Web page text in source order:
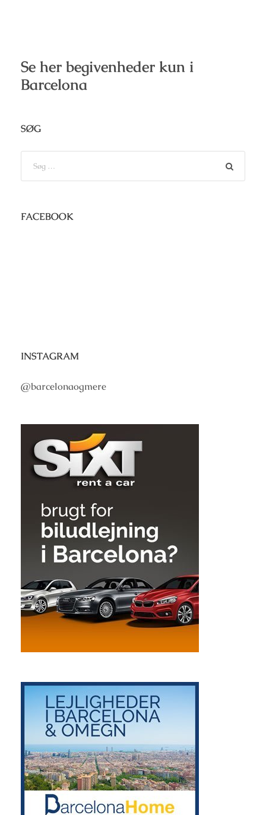
Se her begivenheder kun i
Barcelona
SØG
FACEBOOK
INSTAGRAM
@barcelonaogmere